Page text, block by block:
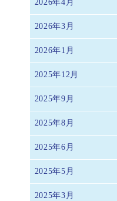
2026年4月
2026年3月
2026年1月
2025年12月
2025年9月
2025年8月
2025年6月
2025年5月
2025年3月